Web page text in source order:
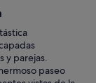
y parejas.
paseo